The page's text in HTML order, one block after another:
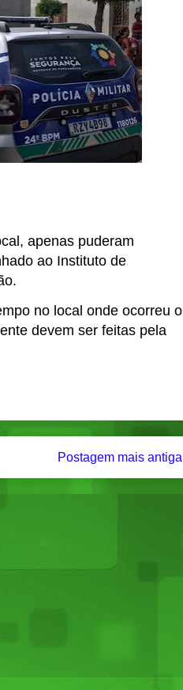
apenas puderam
ao Instituto de
no local onde ocorreu o
devem ser feitas pela
Postagem mais antiga